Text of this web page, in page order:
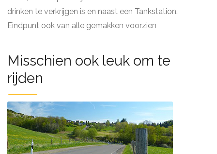
drinken te verkrijgen is en naast een Tankstation.
Eindpunt ook van alle gemakken voorzien
Misschien ook leuk om te
rijden